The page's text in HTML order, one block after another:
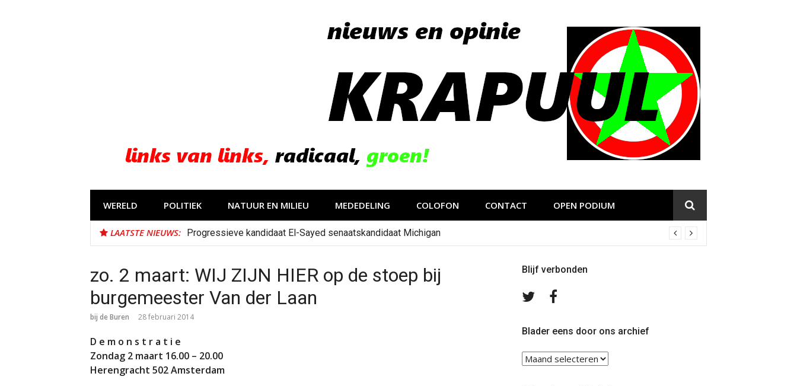
WERELD POLITIEK NATUUR EN MILIEU MEDEDELING COLOFON CONTACT OPEN PODIUM
LAATSTE NIEUWS: Progressieve kandidaat El-Sayed senaatskandidaat Michigan
zo. 2 maart: WIJ ZIJN HIER op de stoep bij
burgemeester Van der Laan
bij de Buren 28 februari 2014
D e m o n s t r a t i e
Zondag 2 maart 16.00 – 20.00
Herengracht 502 Amsterdam
Blijf verbonden
Volg
TwitterFacebook
Blader eens door ons archief
Blader
eens